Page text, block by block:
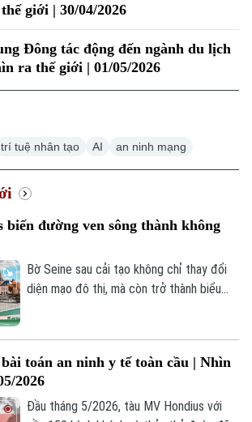
giới | 30/04/2026
Đông tác động đến ngành du lịch
ra thế giới | 01/05/2026
trí tuệ nhân tạo AI an ninh mạng
đường ven sông thành không
Bờ Seine sau cải tạo không chỉ thay đổi
diện mạo đô thị, mà còn trở thành biểu
sông trở lại gần hơn với đời sống người
dân.
toán an ninh y tế toàn cầu | Nhìn
2026
Đầu tháng 5/2026, tàu MV Hondius với